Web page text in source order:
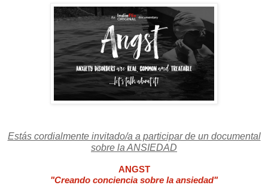
Estás cordialmente invitado/a a participar de un documental
sobre la ANSIEDAD
ANGST
"Creando conciencia sobre la ansiedad"